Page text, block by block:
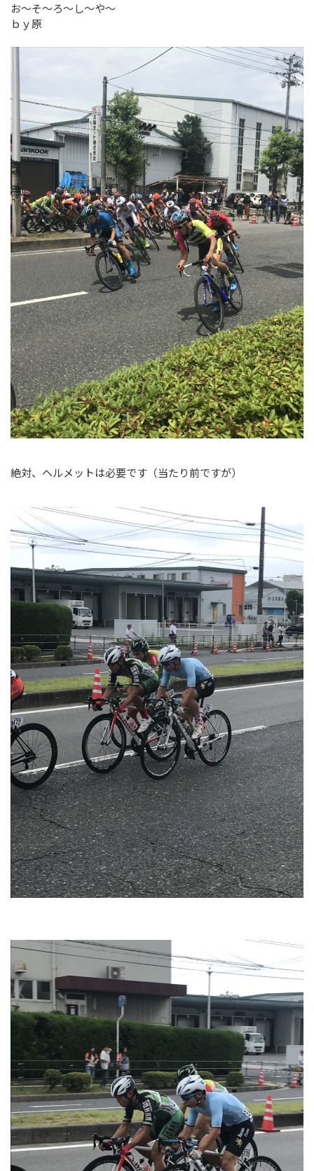
お～そ～ろ～し～や～
ｂｙ原
絶対、ヘルメットは必要です（当たり前ですが）